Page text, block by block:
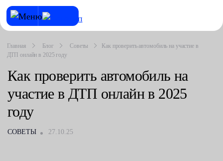
Главная Блог Советы
Как проверить автомобиль на участие в
ДТП онлайн в 2025 году
Как проверить автомобиль на
участие в ДТП онлайн в 2025
году
СОВЕТЫ 27.10.25